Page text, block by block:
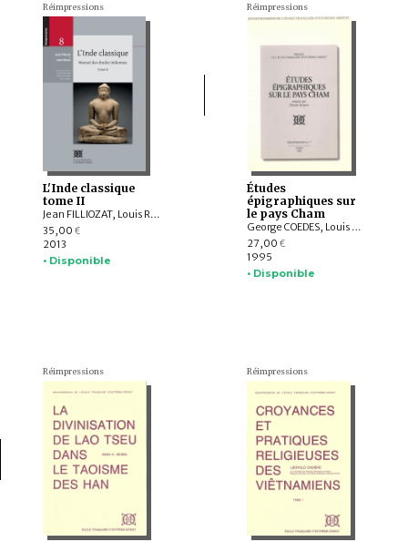
Réimpressions
L'Inde classique
tome II
Jean FILLIOZAT, Louis RENOU
35,00 €
2013
• Disponible
Réimpressions
Études
épigraphiques sur
le pays Cham
George COEDES, Louis Finot, Édouard Huber, Paul MUS
27,00 €
1995
• Disponible
Réimpressions Réimpressions